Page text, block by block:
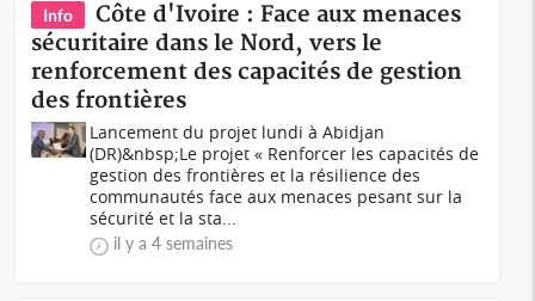
Info
Côte d'Ivoire : Face aux menaces
sécuritaire dans le Nord, vers le
renforcement des capacités de gestion
des frontières
Lancement du projet lundi à Abidjan
(DR)&nbsp;Le projet « Renforcer les capacités de
gestion des frontières et la résilience des
communautés face aux menaces pesant sur la
sécurité et la sta...
il y a 4 semaines